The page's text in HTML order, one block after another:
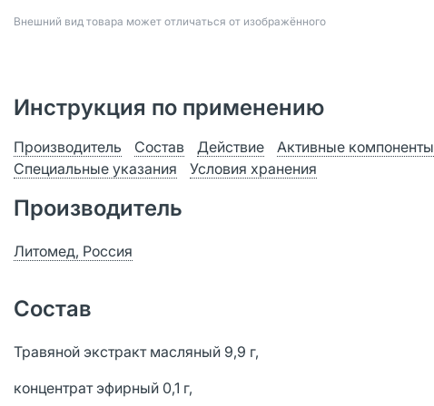
Bнешний вид товара может отличаться от изображённого
Инструкция по применению
Производитель Состав Действие Активные компоненты
Специальные указания
Условия хранения
Производитель
Литомед, Россия
Состав
Травяной экстракт масляный 9,9 г,
концентрат эфирный 0,1 г,